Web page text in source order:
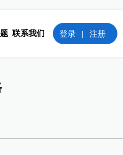
联系我们 登录 | 注册